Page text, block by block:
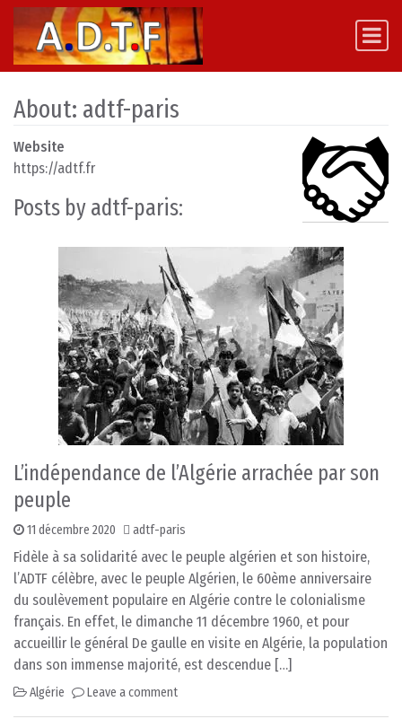
Skip to content
Main Navigation
About: adtf-paris
Website
https://adtf.fr
Posts by adtf-paris:
L’indépendance de l’Algérie arrachée par son
peuple
11 décembre 2020 adtf-paris
Fidèle à sa solidarité avec le peuple algérien et son histoire,
l’ADTF célèbre, avec le peuple Algérien, le 60ème anniversaire
du soulèvement populaire en Algérie contre le colonialisme
français. En effet, le dimanche 11 décembre 1960, et pour
accueillir le général De gaulle en visite en Algérie, la population
dans son immense majorité, est descendue […]
Algérie Leave a comment